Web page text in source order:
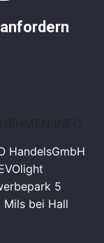
HandelsGmbH
5
Mils bei Hall